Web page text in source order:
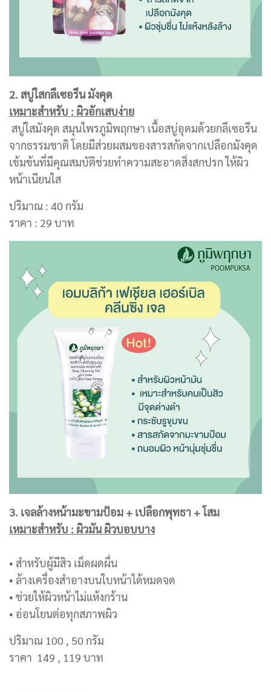
2. สบู่ใสกลีเซอรีน มังคุด
เหมาะสำหรับ : ผิวอักเสบง่าย
สบู่ใสมังคุด สมุนไพรภูมิพฤกษา เนื้อสบู่อุดมด้วยกลีเซอรีน
จากธรรมชาติ โดยมีส่วยผสมของสารสกัดจากเปลือกมังคุด
เข้มข้นที่มีคุณสมบัติช่วยทำความสะอาดสิ่งสกปรก ให้ผิว
หน้าเนียนใส
ปริมาณ : 40 กรัม
ราคา : 29 บาท
3. เจลล้างหน้ามะขามป้อม + เปลือกพุทธา + โสม
เหมาะสำหรับ : ผิวมัน ผิวบอบบาง
• สำหรับผู้มีสิว เม็ดผดผื่น
• ล้างเครื่องสำอางบนใบหน้าได้หมดจด
• ช่วยให้ผิวหน้าไม่แห้งกร้าน
• อ่อนโยนต่อทุกสภาพผิว
ปริมาณ 100 , 50 กรัม
ราคา 149 , 119 บาท